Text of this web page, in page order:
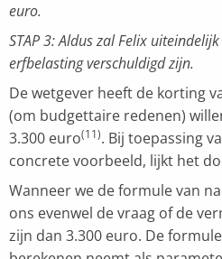
euro.
STAP 3: Aldus zal Felix
erfbelasting verschuldigd zijn.
De wetgever heeft de korting
(om budgettaire redenen)
3.300 euro(11). Bij toepassing
concrete voorbeeld, lijkt het
Wanneer we de formule van
ons evenwel de vraag of de
zijn dan 3.300 euro. De